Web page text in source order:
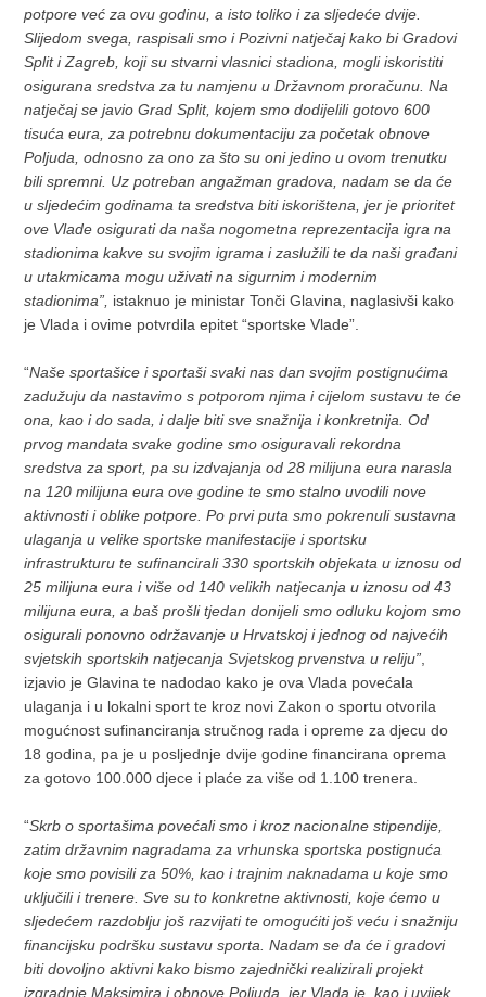
potpore već za ovu godinu, a isto toliko i za sljedeće dvije.
Slijedom svega, raspisali smo i Pozivni natječaj kako bi Gradovi
Split i Zagreb, koji su stvarni vlasnici stadiona, mogli iskoristiti
osigurana sredstva za tu namjenu u Državnom proračunu. Na
natječaj se javio Grad Split, kojem smo dodijelili gotovo 600
tisuća eura, za potrebnu dokumentaciju za početak obnove
Poljuda, odnosno za ono za što su oni jedino u ovom trenutku
bili spremni. Uz potreban angažman gradova, nadam se da će
u sljedećim godinama ta sredstva biti iskorištena, jer je prioritet
ove Vlade osigurati da naša nogometna reprezentacija igra na
stadionima kakve su svojim igrama i zaslužili te da naši građani
u utakmicama mogu uživati na sigurnim i modernim
stadionima”, istaknuo je ministar Tonči Glavina, naglasivši kako
je Vlada i ovime potvrdila epitet “sportske Vlade”.
“Naše sportašice i sportaši svaki nas dan svojim postignućima
zadužuju da nastavimo s potporom njima i cijelom sustavu te će
ona, kao i do sada, i dalje biti sve snažnija i konkretnija. Od
prvog mandata svake godine smo osiguravali rekordna
sredstva za sport, pa su izdvajanja od 28 milijuna eura narasla
na 120 milijuna eura ove godine te smo stalno uvodili nove
aktivnosti i oblike potpore. Po prvi puta smo pokrenuli sustavna
ulaganja u velike sportske manifestacije i sportsku
infrastrukturu te sufinancirali 330 sportskih objekata u iznosu od
25 milijuna eura i više od 140 velikih natjecanja u iznosu od 43
milijuna eura, a baš prošli tjedan donijeli smo odluku kojom smo
osigurali ponovno održavanje u Hrvatskoj i jednog od najvećih
svjetskih sportskih natjecanja Svjetskog prvenstva u reliju”
izjavio je Glavina te nadodao kako je ova Vlada povećala
ulaganja i u lokalni sport te kroz novi Zakon o sportu otvorila
mogućnost sufinanciranja stručnog rada i opreme za djecu do
18 godina, pa je u posljednje dvije godine financirana oprema
za gotovo 100.000 djece i plaće za više od 1.100 trenera.
“Skrb o sportašima povećali smo i kroz nacionalne stipendije,
zatim državnim nagradama za vrhunska sportska postignuća
koje smo povisili za 50%, kao i trajnim naknadama u koje smo
uključili i trenere. Sve su to konkretne aktivnosti, koje ćemo u
sljedećem razdoblju još razvijati te omogućiti još veću i snažniju
financijsku podršku sustavu sporta. Nadam se da će i gradovi
biti dovoljno aktivni kako bismo zajednički realizirali projekt
izgradnje Maksimira i obnove Poljuda, jer Vlada je, kao i uvijek